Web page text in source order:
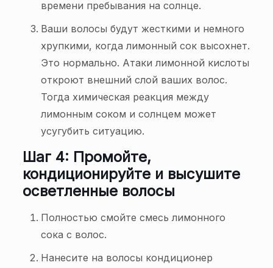
времени пребывания на солнце.
Ваши волосы будут жесткими и немного
хрупкими, когда лимонный сок высохнет.
Это нормально. Атаки лимонной кислоты
откроют внешний слой ваших волос.
Тогда химическая реакция между
лимонным соком и солнцем может
усугубить ситуацию.
Шаг 4: Промойте,
кондиционируйте и высушите
осветленные волосы
Полностью смойте смесь лимонного
сока с волос.
Нанесите на волосы кондиционер